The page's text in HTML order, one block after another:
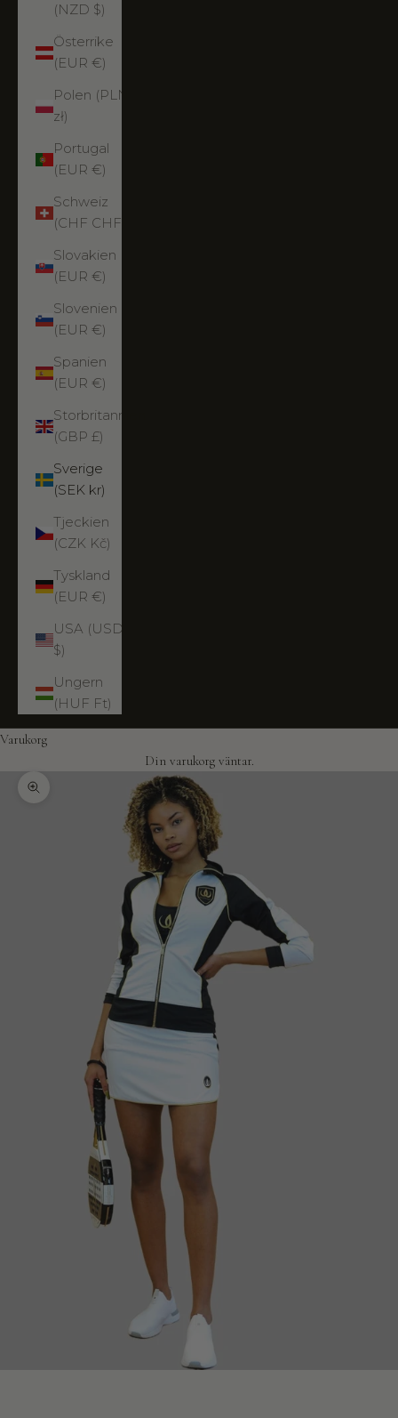
(NZD $)
Österrike
(EUR €)
Polen (PLN
zł)
Portugal
(EUR €)
Schweiz
(CHF CHF)
Slovakien
(EUR €)
Slovenien
(EUR €)
Spanien
(EUR €)
Storbritannien
(GBP £)
Sverige
(SEK kr)
Tjeckien
(CZK Kč)
Tyskland
(EUR €)
USA (USD
$)
Ungern
(HUF Ft)
Varukorg
Din varukorg väntar.
Zooma